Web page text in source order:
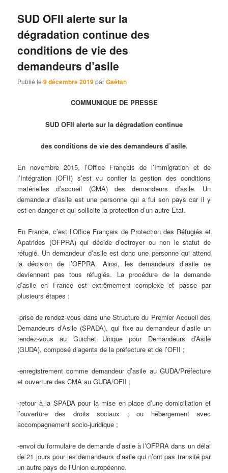
SUD OFII alerte sur la
dégradation continue des
conditions de vie des
demandeurs d’asile
Publié le9 décembre 2019parGaétan
COMMUNIQUE DE PRESSE
SUD OFII alerte sur la dégradation continue
des conditions de vie des demandeurs d’asile.
En novembre 2015, l’Office Français de l’Immigration et de
l’Intégration (OFII) s’est vu confier la gestion des conditions
matérielles d’accueil (CMA) des demandeurs d’asile. Un
demandeur d’asile est une personne qui a fui son pays car il y
est en danger et qui sollicite la protection d’un autre Etat.
En France, c’est l’Office Français de Protection des Réfugiés et
Apatrides (OFPRA) qui décide d’octroyer ou non le statut de
réfugié. Un demandeur d’asile est donc une personne qui attend
la décision de l’OFPRA. Ainsi, les demandeurs d’asile ne
deviennent pas tous réfugiés. La procédure de la demande
d’asile en France est extrêmement complexe et passe par
plusieurs étapes :
-prise de rendez-vous dans une Structure du Premier Accueil des
Demandeurs d’Asile (SPADA), qui fixe au demandeur d’asile un
rendez-vous au Guichet Unique pour Demandeurs d’Asile
(GUDA), composé d’agents de la préfecture et de l’OFII ;
-enregistrement comme demandeur d’asile au GUDA/Préfecture
et ouverture des CMA au GUDA/OFII ;
-retour à la SPADA pour la mise en place d’une domiciliation et
l’ouverture des droits sociaux ; ou hébergement avec
accompagnement socio-juridique ;
-envoi du formulaire de demande d’asile à l’OFPRA dans un délai
de 21 jours pour les demandeurs d’asile qui n’ont pas transité par
un autre pays de l’Union européenne.